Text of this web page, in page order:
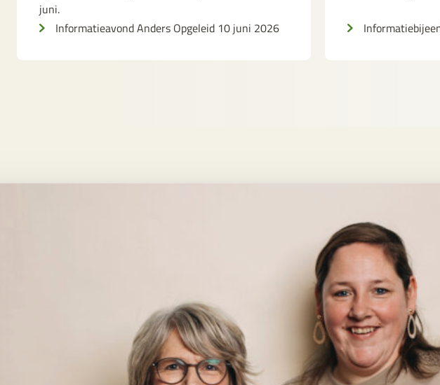
juni.
Informatieavond Anders Opgeleid 10 juni 2026